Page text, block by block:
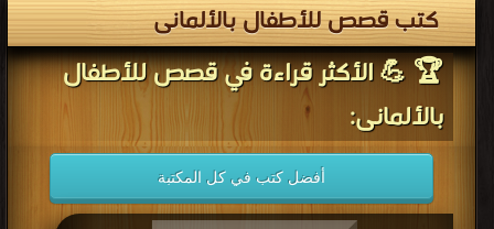
كتب قصص للأطفال بالألمانى
🏆 💪 الأكثر قراءة في قصص للأطفال
بالألمانى:
أفضل كتب في كل المكتبة